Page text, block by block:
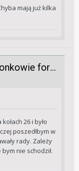
mają już kilka
Jakimi rowerami jeżdżą członkowie forum?
26 i było
poszedłbym w
rady. Zależy
nie schodził.